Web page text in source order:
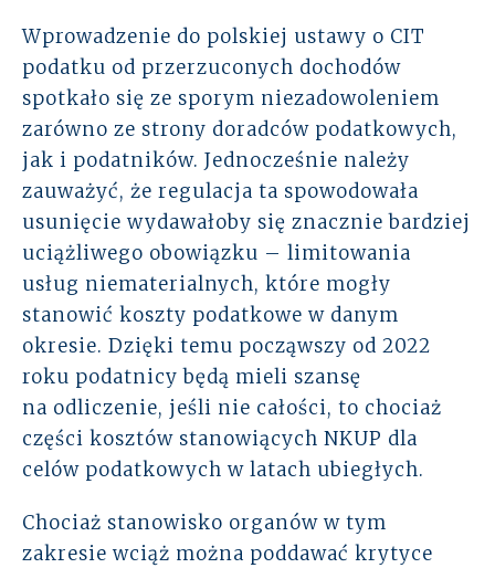
Wprowadzenie do polskiej ustawy o CIT
podatku od przerzuconych dochodów
spotkało się ze sporym niezadowoleniem
zarówno ze strony doradców podatkowych,
jak i podatników. Jednocześnie należy
zauważyć, że regulacja ta spowodowała
usunięcie wydawałoby się znacznie bardziej
uciążliwego obowiązku – limitowania
usług niematerialnych, które mogły
stanowić koszty podatkowe w danym
okresie. Dzięki temu począwszy od 2022
roku podatnicy będą mieli szansę
na odliczenie, jeśli nie całości, to chociaż
części kosztów stanowiących NKUP dla
celów podatkowych w latach ubiegłych.
Chociaż stanowisko organów w tym
zakresie wciąż można poddawać krytyce